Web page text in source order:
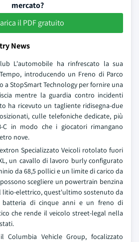
mercato?
il PDF gratuito
News
L'automobile ha rinfrescato la sua
introducendo un Freno di Parco
a StopSmart Technology per fornire una
mentre la guardia contro incidenti
ha ricevuto un tagliente ridisegna-due
culle telefoniche dedicate, più
C in modo che i giocatori rimangano
nove.
Specializzato Veicoli rotolato fuori
un cavallo di lavoro burly configurato
da 68,5 pollici e un limite di carico da
scegliere un powertrain benzina
litio-elettrico, quest'ultimo sostenuto da
batteria di cinque anni e un freno di
che rende il veicolo street-legal nella
Columbia Vehicle Group, focalizzato